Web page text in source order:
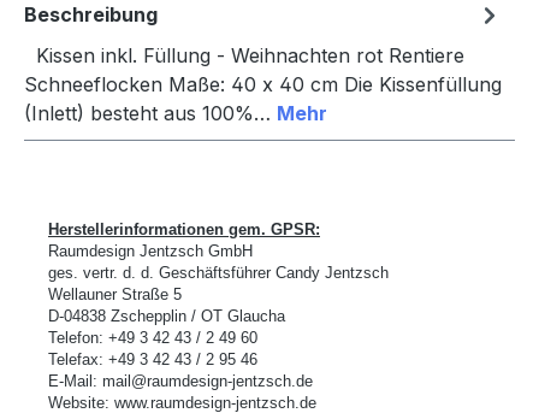
Beschreibung
Kissen inkl. Füllung - Weihnachten rot Rentiere
Schneeflocken Maße: 40 x 40 cm Die Kissenfüllung
(Inlett) besteht aus 100%… Mehr
Herstellerinformationen gem. GPSR:
Raumdesign Jentzsch GmbH
ges. vertr. d. d. Geschäftsführer Candy Jentzsch
Wellauner Straße 5
D-04838 Zschepplin / OT Glaucha
Telefon: +49 3 42 43 / 2 49 60
Telefax: +49 3 42 43 / 2 95 46
E-Mail: mail@raumdesign-jentzsch.de
Website: www.raumdesign-jentzsch.de